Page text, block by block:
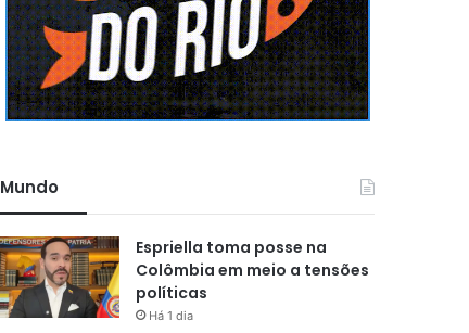
Mundo
Espriella toma posse na
Colômbia em meio a tensões
políticas
Há 1 dia